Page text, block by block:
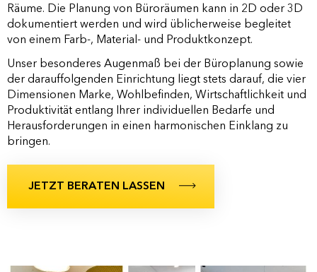
Räume. Die Planung von Büroräumen kann in 2D oder 3D
dokumentiert werden und wird üblicherweise begleitet
von einem Farb-, Material- und Produktkonzept.
Unser besonderes Augenmaß bei der Büroplanung sowie
der darauffolgenden Einrichtung liegt stets darauf, die vier
Dimensionen Marke, Wohlbefinden, Wirtschaftlichkeit und
Produktivität entlang Ihrer individuellen Bedarfe und
Herausforderungen in einen harmonischen Einklang zu
bringen.
JETZT BERATEN LASSEN